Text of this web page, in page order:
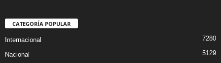
CATEGORÍA POPULAR
Internacional 7280
Nacional 5129